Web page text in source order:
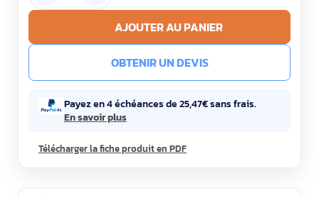
AJOUTER AU PANIER
OBTENIR UN DEVIS
Payez en 4 échéances de 25,47€ sans frais.
En savoir plus
Télécharger la fiche produit en PDF